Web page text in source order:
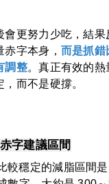
會更努力少吃，結果
字本身， 而是抓錯
調整。真正有效的熱
而不是硬撐。
字建議區間
較穩定的減脂區間